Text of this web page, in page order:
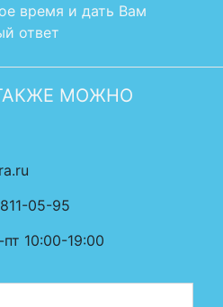
время и дать Вам
ответ
МОЖНО
05-95
пт 10:00-19:00